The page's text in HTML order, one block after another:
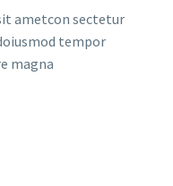
ametcon sectetur
tempor
magna